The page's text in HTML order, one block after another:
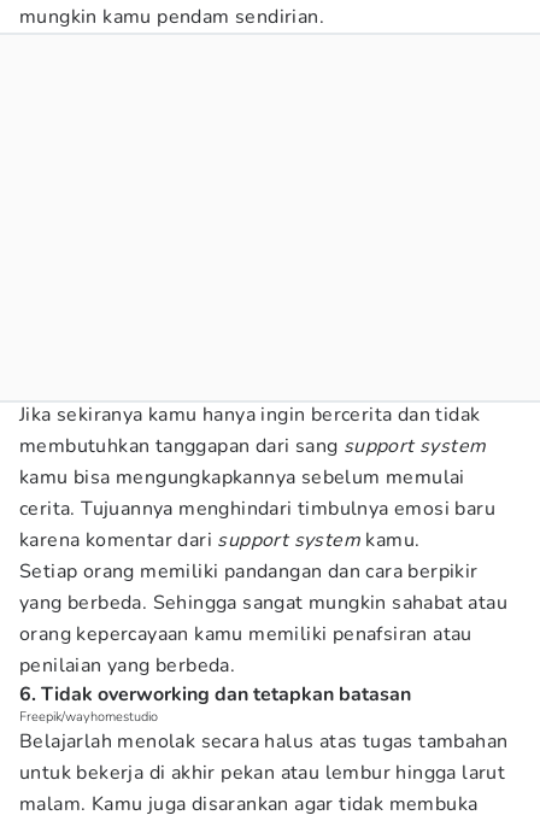
mungkin kamu pendam sendirian.
Jika sekiranya kamu hanya ingin bercerita dan tidak
membutuhkan tanggapan dari sang support system
kamu bisa mengungkapkannya sebelum memulai
cerita. Tujuannya menghindari timbulnya emosi baru
karena komentar dari support system kamu.
Setiap orang memiliki pandangan dan cara berpikir
yang berbeda. Sehingga sangat mungkin sahabat atau
orang kepercayaan kamu memiliki penafsiran atau
penilaian yang berbeda.
6. Tidak overworking dan tetapkan batasan
Freepik/wayhomestudio
Belajarlah menolak secara halus atas tugas tambahan
untuk bekerja di akhir pekan atau lembur hingga larut
malam. Kamu juga disarankan agar tidak membuka